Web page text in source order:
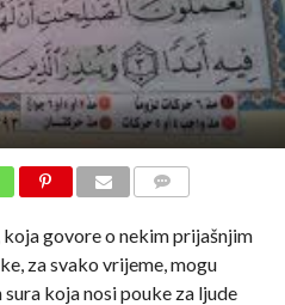
koja govore o nekim prijašnjim
za svako vrijeme, mogu
koja nosi pouke za ljude